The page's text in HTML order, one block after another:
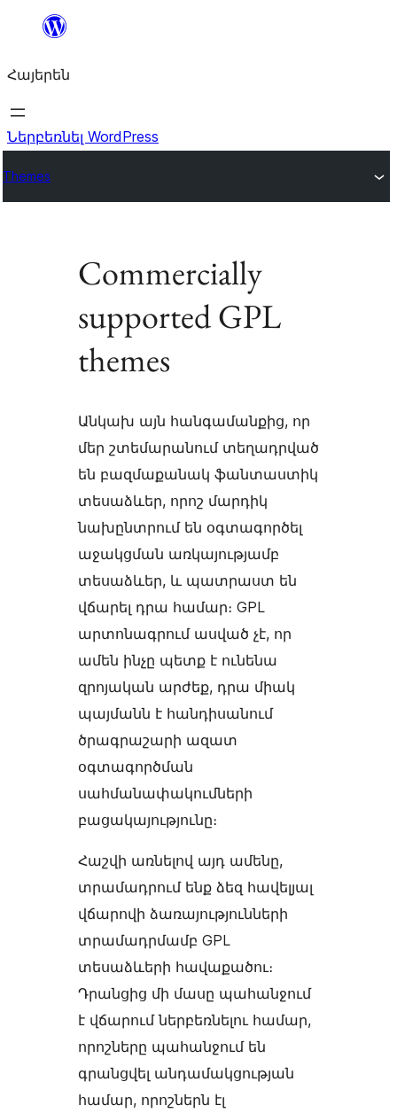
Անցնել
Հայերեն
Ներբեռնել WordPress
Themes
Commercially
supported GPL
themes
Անկախ այն հանգամանքից, որ
մեր շտեմարանում տեղադրված
են բազմաքանակ ֆանտաստիկ
տեսաձևեր, որոշ մարդիկ
նախընտրում են օգտագործել
աջակցման առկայությամբ
տեսաձևեր, և պատրաստ են
վճարել դրա համար։ GPL
արտոնագրում ասված չէ, որ
ամեն ինչը պետք է ունենա
զրոյական արժեք, դրա միակ
պայմանն է հանդիսանում
ծրագրաշարի ազատ
օգտագործման
սահմանափակումների
բացակայությունը։
Հաշվի առնելով այդ ամենը,
տրամադրում ենք ձեզ հավելյալ
վճարովի ձառայությունների
տրամադրմամբ GPL
տեսաձևերի հավաքածու։
Դրանցից մի մասը պահանջում
է վճարում ներբեռնելու համար,
որոշները պահանջում են
գրանցվել անդամակցության
համար, որոշներն էլ